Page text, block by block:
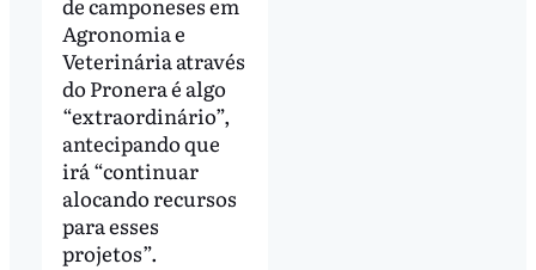
Agronomia e
Veterinária através
do Pronera é algo
“extraordinário”,
antecipando que
irá “continuar
alocando recursos
para esses
projetos”.